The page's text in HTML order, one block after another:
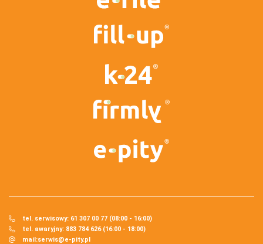
tel. serwisowy: 61 307 00 77 (08:00 - 16:00)
tel. awaryjny: 883 784 626 (16:00 - 18:00)
mail:serwis@e-pity.pl